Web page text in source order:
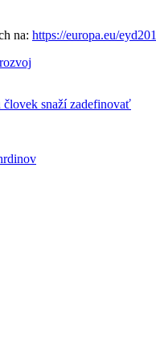
na: https://europa.eu/
človek snaží zadefinovať